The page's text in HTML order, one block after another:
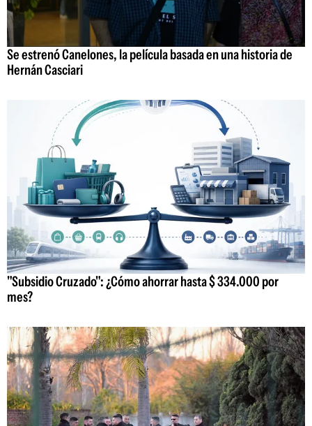
Se estrenó Canelones, la película basada en una historia de
Hernán Casciari
"Subsidio Cruzado": ¿Cómo ahorrar hasta $ 334.000 por
mes?